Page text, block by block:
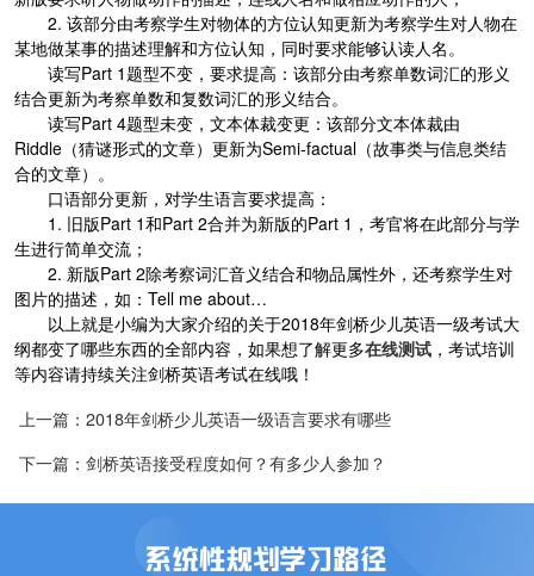
2. 该部分由考察学生对物体的方位认知更新为考察学生对人物在
某地做某事的描述理解和方位认知，同时要求能够认读人名。
读写Part 1题型不变，要求提高：该部分由考察单数词汇的形义
结合更新为考察单数和复数词汇的形义结合。
读写Part 4题型未变，文本体裁变更：该部分文本体裁由
Riddle（猜谜形式的文章）更新为Semi-factual（故事类与信息类结
合的文章）。
口语部分更新，对学生语言要求提高：
1. 旧版Part 1和Part 2合并为新版的Part 1，考官将在此部分与学
生进行简单交流；
2. 新版Part 2除考察词汇音义结合和物品属性外，还考察学生对
图片的描述，如：Tell me about…
以上就是小编为大家介绍的关于2018年剑桥少儿英语一级考试大
纲都变了哪些东西的全部内容，如果想了解更多在线测试，考试培训
等内容请持续关注剑桥英语考试在线哦！
上一篇：2018年剑桥少儿英语一级语言要求有哪些
下一篇：剑桥英语接受程度如何？有多少人参加？